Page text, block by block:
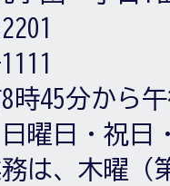
時45分から
曜日・祝日
は、木曜（